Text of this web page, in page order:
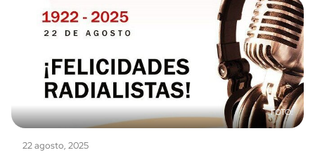
22 agosto, 2025